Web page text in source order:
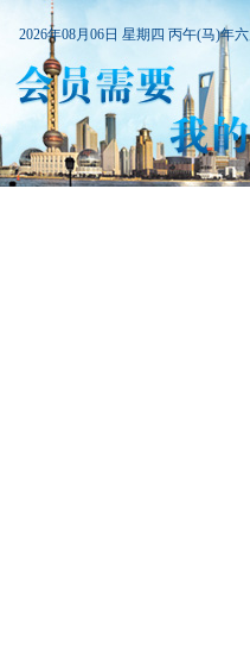
2026年08月06日 星期四 丙午(马)年六